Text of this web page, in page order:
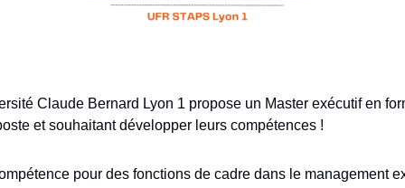
Claude Bernard Lyon 1 propose un Master exécutif en
et souhaitant développer leurs compétences !
pour des fonctions de cadre dans le management